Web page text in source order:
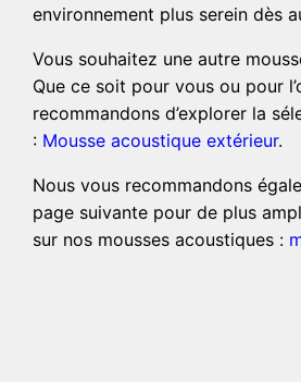
environnement plus serein dès
Vous souhaitez une autre
Que ce soit pour vous ou pour
recommandons d’explorer la
: Mousse acoustique extérieur.
Nous vous recommandons
page suivante pour de plus
sur nos mousses acoustiques :